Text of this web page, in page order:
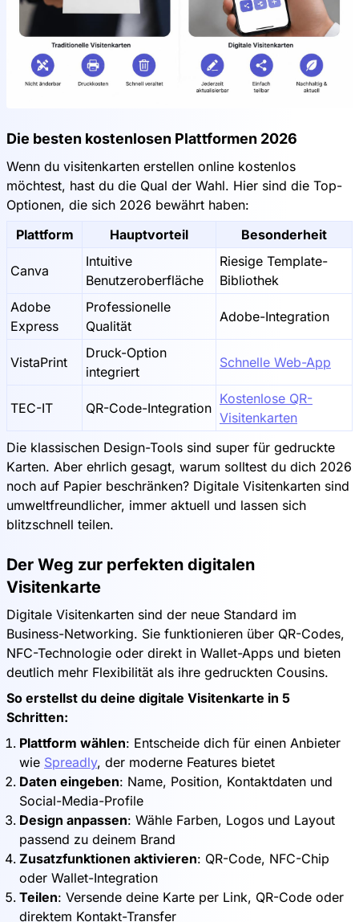
Die besten kostenlosen Plattformen 2026
Wenn du visitenkarten erstellen online kostenlos
möchtest, hast du die Qual der Wahl. Hier sind die Top-
Optionen, die sich 2026 bewährt haben:
Plattform
Hauptvorteil Besonderheit
Canva
Intuitive
Benutzeroberfläche
Riesige Template-
Bibliothek
Adobe
Express
Professionelle
Qualität
Adobe-Integration
VistaPrint
Druck-Option
integriert
Schnelle Web-App
TEC-IT QR-Code-Integration
Kostenlose QR-
Visitenkarten
Die klassischen Design-Tools sind super für gedruckte
Karten. Aber ehrlich gesagt, warum solltest du dich 2026
noch auf Papier beschränken? Digitale Visitenkarten sind
umweltfreundlicher, immer aktuell und lassen sich
blitzschnell teilen.
Der Weg zur perfekten digitalen
Visitenkarte
Digitale Visitenkarten sind der neue Standard im
Business-Networking. Sie funktionieren über QR-Codes,
NFC-Technologie oder direkt in Wallet-Apps und bieten
deutlich mehr Flexibilität als ihre gedruckten Cousins.
So erstellst du deine digitale Visitenkarte in 5
Schritten:
Plattform wählen: Entscheide dich für einen Anbieter
wie Spreadly, der moderne Features bietet
Daten eingeben: Name, Position, Kontaktdaten und
Social-Media-Profile
Design anpassen: Wähle Farben, Logos und Layout
passend zu deinem Brand
Zusatzfunktionen aktivieren: QR-Code, NFC-Chip
oder Wallet-Integration
Teilen: Versende deine Karte per Link, QR-Code oder
direktem Kontakt-Transfer